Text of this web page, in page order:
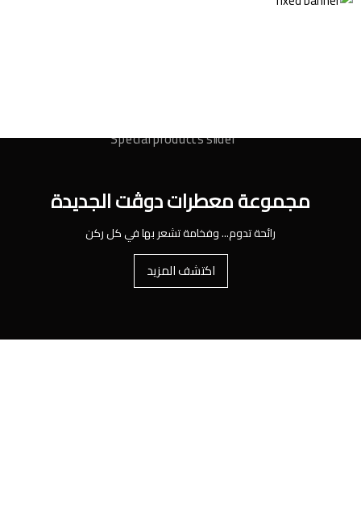
مجموعة معطرات دوڤت الجديدة
رائحة تدوم... وفخامة تشعر بها في كل ركن
اكتشف المزيد